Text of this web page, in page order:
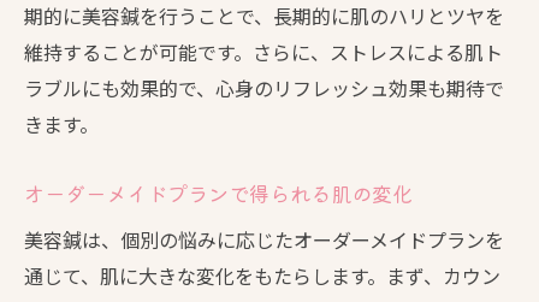
期的に美容鍼を行うことで、長期的に肌のハリとツヤを
維持することが可能です。さらに、ストレスによる肌ト
ラブルにも効果的で、心身のリフレッシュ効果も期待で
きます。
オーダーメイドプランで得られる肌の変化
美容鍼は、個別の悩みに応じたオーダーメイドプランを
通じて、肌に大きな変化をもたらします。まず、カウン